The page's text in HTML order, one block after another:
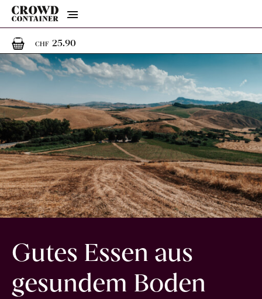
Menu
CHF 25.901 Artikel im Warenkorb
Gutes Essen aus
gesundem Boden